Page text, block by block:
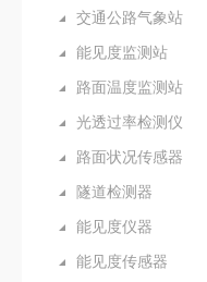
交通公路气象站
能见度监测站
路面温度监测站
光透过率检测仪
路面状况传感器
隧道检测器
能见度仪器
能见度传感器